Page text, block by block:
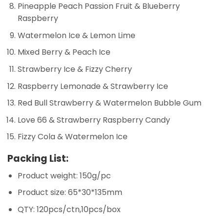
Pineapple Peach Passion Fruit & Blueberry
Raspberry
Watermelon Ice & Lemon Lime
Mixed Berry & Peach Ice
Strawberry Ice & Fizzy Cherry
Raspberry Lemonade & Strawberry Ice
Red Bull Strawberry & Watermelon Bubble Gum
Love 66 & Strawberry Raspberry Candy
Fizzy Cola & Watermelon Ice
Packing List:
Product weight: 150g/pc
Product size: 65*30*135mm
QTY: 120pcs/ctn,10pcs/box